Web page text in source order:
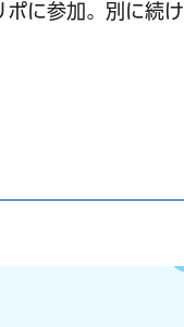
ポに参加。別に続け